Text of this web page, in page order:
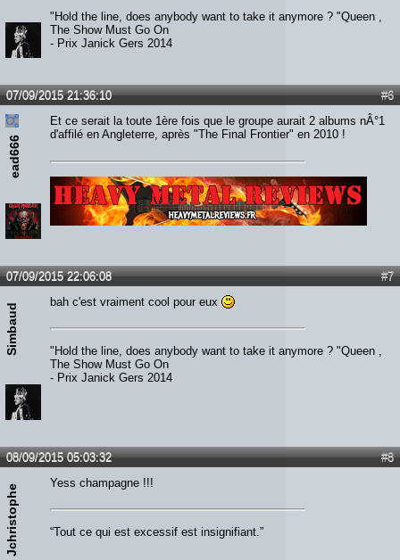
"Hold the line, does anybody want to take it anymore ? "Queen ,
The Show Must Go On
- Prix Janick Gers 2014
#6
07/09/2015 21:36:10
ead666
Et ce serait la toute 1ère fois que le groupe aurait 2 albums nÂ°1
d'affilé en Angleterre, après "The Final Frontier" en 2010 !
#7
07/09/2015 22:06:08
Simbaud
bah c'est vraiment cool pour eux
"Hold the line, does anybody want to take it anymore ? "Queen ,
The Show Must Go On
- Prix Janick Gers 2014
#8
08/09/2015 05:03:32
Jchristophe
Yess champagne !!!
“Tout ce qui est excessif est insignifiant.”